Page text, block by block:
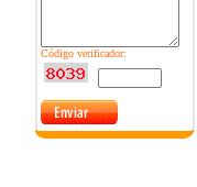
Código verificador: